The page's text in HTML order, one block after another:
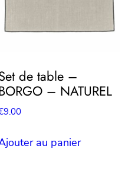
de table –
– NATUREL
9.00
au panier